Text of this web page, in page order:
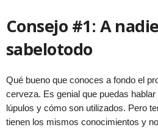
Consejo #1: A
sabelotodo
Qué bueno que conoces a fondo el
cerveza. Es genial que puedas
lúpulos y cómo son utilizados. Pero
tienen los mismos conocimientos y